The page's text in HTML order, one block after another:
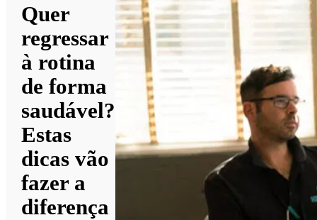
Quer
regressar
à rotina
de forma
saudável?
Estas
dicas vão
fazer a
diferença